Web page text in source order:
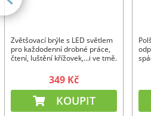
Zvětšovací brýle s LED světlem
pro každodenní drobné práce,
čtení, luštění křížovek,...i ve tmě.
349 Kč
KOUPIT